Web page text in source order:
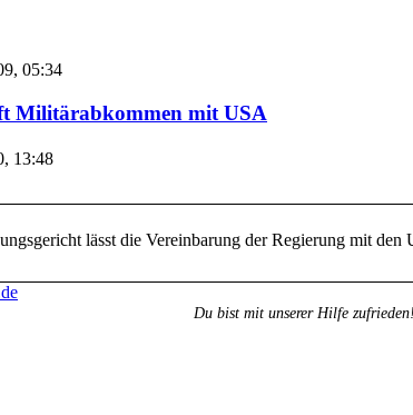
05:34
Militärabkommen mit USA
13:48
lässt die Vereinbarung der Regierung mit
Du bist mit unserer Hilfe